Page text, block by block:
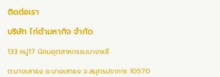
ติดต่อเรา
บริษัท ไก่ดำมหากิจ จำกัด
133 หมู่17 นิคมอุตสาหกรรมบางพลี
ต.บางเสาธง อ.บางเสาธง จ.สมุทรปราการ 10570